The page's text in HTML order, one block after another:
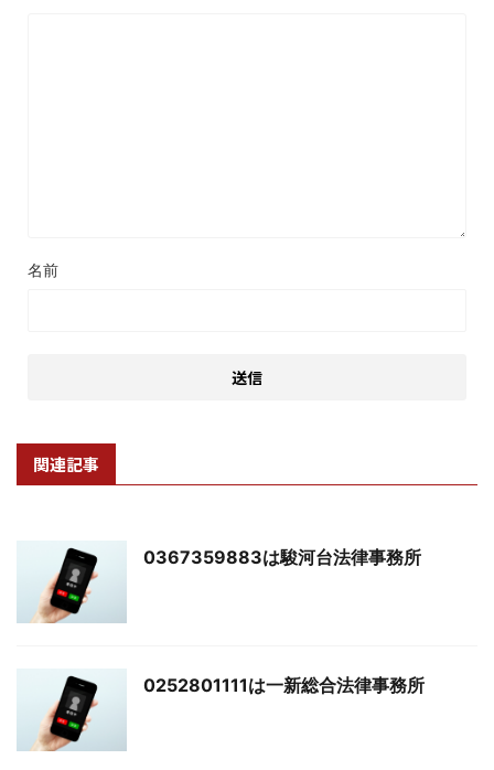
名前
関連記事
0367359883は駿河台法律事務所
0252801111は一新総合法律事務所